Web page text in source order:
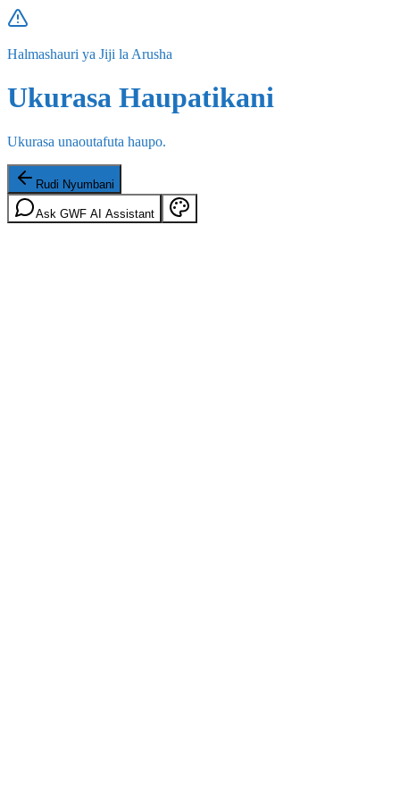
Halmashauri ya Jiji la Arusha
Ukurasa Haupatikani
Ukurasa unaoutafuta haupo.
Rudi Nyumbani
Ask GWF AI Assistant